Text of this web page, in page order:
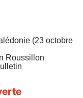
(23 octobre
Roussillon